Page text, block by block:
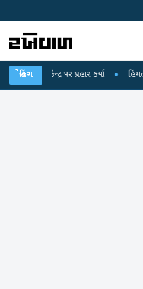
બ્રેકિંગ
પર પ્રહાર કર્યા ● હિંમતનગરમાં